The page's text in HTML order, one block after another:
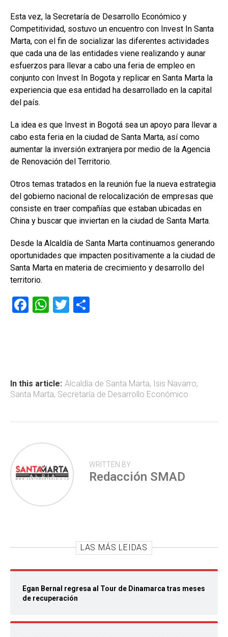
Esta vez, la Secretaría de Desarrollo Económico y
Competitividad, sostuvo un encuentro con Invest In Santa
Marta, con el fin de socializar las diferentes actividades
que cada una de las entidades viene realizando y aunar
esfuerzos para llevar a cabo una feria de empleo en
conjunto con Invest In Bogota y replicar en Santa Marta la
experiencia que esa entidad ha desarrollado en la capital
del país.
La idea es que Invest in Bogotá sea un apoyo para llevar a
cabo esta feria en la ciudad de Santa Marta, así como
aumentar la inversión extranjera por medio de la Agencia
de Renovación del Territorio.
Otros temas tratados en la reunión fue la nueva estrategia
del gobierno nacional de relocalización de empresas que
consiste en traer compañías que estaban ubicadas en
China y buscar que inviertan en la ciudad de Santa Marta.
Desde la Alcaldía de Santa Marta continuamos generando
oportunidades que impacten positivamente a la ciudad de
Santa Marta en materia de crecimiento y desarrollo del
territorio.
F
ok
W
p
p
T
tir
In this article: Alcaldía de Santa Marta, Isis Navarro,
Santa Marta, Secretaría de Desarrollo Económico
WRITTEN BY
Redacción SMAD
LAS MÁS LEIDAS
Egan Bernal regresa al Tour de Dinamarca tras meses
de recuperación